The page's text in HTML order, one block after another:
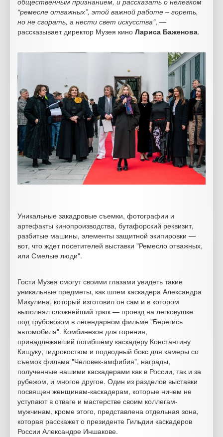
“ремесле отважных”, этой важной работе – гореть,
но не сгорать, а нести свет искусства", —
рассказывает директор Музея кино Лариса Баженова.
Уникальные закадровые съемки, фотографии и
артефакты кинопроизводства, бутафорский реквизит,
разбитые машины, элементы защитной экипировки —
вот, что ждет посетителей выставки "Ремесло отважных,
или Смелые люди".
Гости Музея смогут своими глазами увидеть такие
уникальные предметы, как шлем каскадера Александра
Микулина, который изготовил он сам и в котором
выполнял сложнейший трюк — проезд на легковушке
под трубовозом в легендарном фильме "Берегись
автомобиля". Комбинезон для горения,
принадлежавший погибшему каскадеру Константину
Кищуку, гидрокостюм и подводный бокс для камеры со
съемок фильма "Человек-амфибия", награды,
полученные нашими каскадерами как в России, так и за
рубежом, и многое другое. Один из разделов выставки
посвящен женщинам-каскадерам, которые ничем не
уступают в отваге и мастерстве своим коллегам-
мужчинам, кроме этого, представлена отдельная зона,
которая расскажет о президенте Гильдии каскадеров
России Александре Иншакове.